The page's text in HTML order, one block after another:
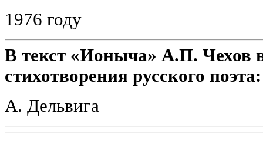
1976 году
В текст «Ионыча» А.П. Чехов
стихотворения русского поэта:
А. Дельвига